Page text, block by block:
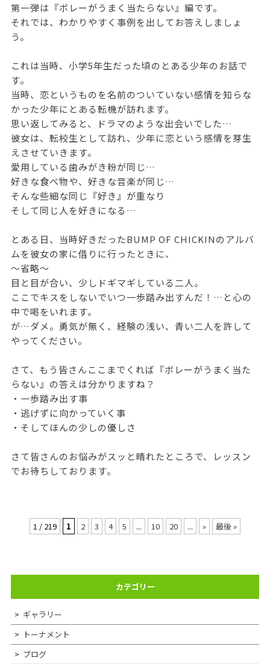
第一弾は『ボレーがうまく当たらない』編です。
それでは、わかりやすく事例を出してお答えしましょ
う。
これは当時、小学5年生だった頃のとある少年のお話で
す。
当時、恋というものを名前のついていない感情を知らな
かった少年にとある転機が訪れます。
思い返してみると、ドラマのような出会いでした…
彼女は、転校生として訪れ、少年に恋という感情を芽生
えさせていきます。
愛用している歯みがき粉が同じ…
好きな食べ物や、好きな音楽が同じ…
そんな些細な同じ『好き』が重なり
そして同じ人を好きになる…
とある日、当時好きだったBUMP OF CHICKINのアルバ
ムを彼女の家に借りに行ったときに、
～省略～
目と目が合い、少しドギマギしている二人。
ここでキスをしないでいつ一歩踏み出すんだ！…と心の
中で喝をいれます。
が…ダメ。勇気が無く、経験の浅い、青い二人を許して
やってください。
さて、もう皆さんここまでくれば『ボレーがうまく当た
らない』の答えは分かりますね？
・一歩踏み出す事
・逃げずに向かっていく事
・そしてほんの少しの優しさ
さて皆さんのお悩みがスッと晴れたところで、レッスン
でお待ちしております。
1 / 219 1 2 3 4 5 ... 10 20 ... » 最後 »
カテゴリー
ギャラリー
トーナメント
ブログ